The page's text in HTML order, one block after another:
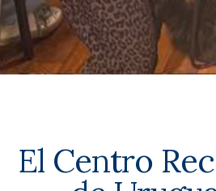
El Centro